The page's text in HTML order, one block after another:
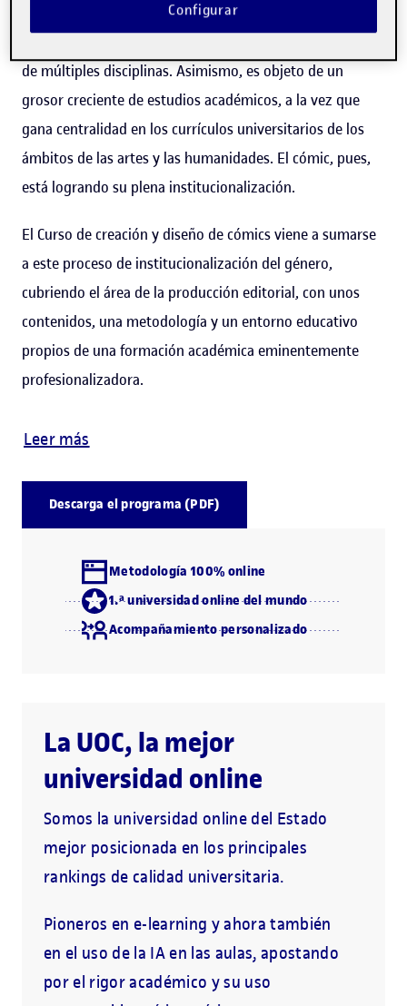
institutos, sea como práctica creativa en asignaturas
de múltiples disciplinas. Asimismo, es objeto de un
grosor creciente de estudios académicos, a la vez que
gana centralidad en los currículos universitarios de los
ámbitos de las artes y las humanidades. El cómic, pues,
está logrando su plena institucionalización.
El Curso de creación y diseño de cómics viene a sumarse
a este proceso de institucionalización del género,
cubriendo el área de la producción editorial, con unos
contenidos, una metodología y un entorno educativo
propios de una formación académica eminentemente
profesionalizadora.
Leer más
Descarga el programa (PDF)
Metodología 100% online
1.ª universidad online del mundo
Acompañamiento personalizado
La UOC, la mejor
universidad online
Somos la universidad online del Estado
mejor posicionada en los principales
rankings de calidad universitaria.
Pioneros en e-learning y ahora también
en el uso de la IA en las aulas, apostando
por el rigor académico y su uso
Configurar